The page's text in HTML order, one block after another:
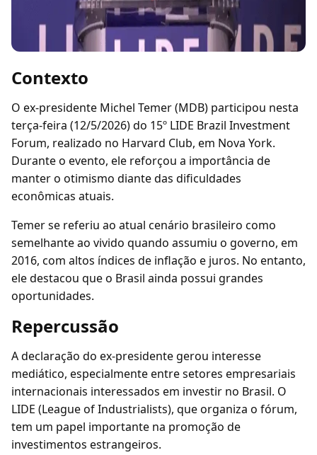
Contexto
O ex-presidente Michel Temer (MDB) participou nesta
terça-feira (12/5/2026) do 15º LIDE Brazil Investment
Forum, realizado no Harvard Club, em Nova York.
Durante o evento, ele reforçou a importância de
manter o otimismo diante das dificuldades
econômicas atuais.
Temer se referiu ao atual cenário brasileiro como
semelhante ao vivido quando assumiu o governo, em
2016, com altos índices de inflação e juros. No entanto,
ele destacou que o Brasil ainda possui grandes
oportunidades.
Repercussão
A declaração do ex-presidente gerou interesse
mediático, especialmente entre setores empresariais
internacionais interessados em investir no Brasil. O
LIDE (League of Industrialists), que organiza o fórum,
tem um papel importante na promoção de
investimentos estrangeiros.